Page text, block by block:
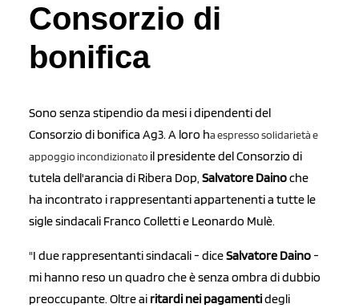
Consorzio di
bonifica
Sono senza stipendio da mesi i dipendenti del
Consorzio di bonifica Ag3. A loro ha espresso solidarietà e
appoggio incondizionato il presidente del Consorzio di
tutela dell'arancia di Ribera Dop, Salvatore Dainoche
ha incontrato i rappresentanti appartenenti a tutte le
sigle sindacali Franco Colletti e Leonardo Mulè.
"I due rappresentanti sindacali - diceSalvatore Daino-
mi hanno reso un quadro che è senza ombra di dubbio
preoccupante. Oltre ai ritardi nei pagamentidegli